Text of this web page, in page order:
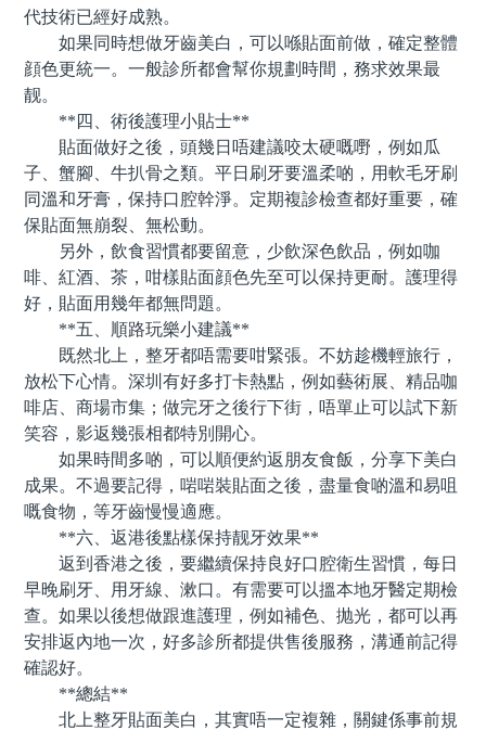
代技術已經好成熟。
如果同時想做牙齒美白，可以喺貼面前做，確定整體
顔色更統一。一般診所都會幫你規劃時間，務求效果最
靓。
**四、術後護理小貼士**
貼面做好之後，頭幾日唔建議咬太硬嘅嘢，例如瓜
子、蟹腳、牛扒骨之類。平日刷牙要溫柔啲，用軟毛牙刷
同溫和牙膏，保持口腔幹淨。定期複診檢查都好重要，確
保貼面無崩裂、無松動。
另外，飲食習慣都要留意，少飲深色飲品，例如咖
啡、紅酒、茶，咁樣貼面顔色先至可以保持更耐。護理得
好，貼面用幾年都無問題。
**五、順路玩樂小建議**
既然北上，整牙都唔需要咁緊張。不妨趁機輕旅行，
放松下心情。深圳有好多打卡熱點，例如藝術展、精品咖
啡店、商場市集；做完牙之後行下街，唔單止可以試下新
笑容，影返幾張相都特別開心。
如果時間多啲，可以順便約返朋友食飯，分享下美白
成果。不過要記得，啱啱裝貼面之後，盡量食啲溫和易咀
嘅食物，等牙齒慢慢適應。
**六、返港後點樣保持靓牙效果**
返到香港之後，要繼續保持良好口腔衛生習慣，每日
早晚刷牙、用牙線、漱口。有需要可以搵本地牙醫定期檢
查。如果以後想做跟進護理，例如補色、抛光，都可以再
安排返內地一次，好多診所都提供售後服務，溝通前記得
確認好。
**總結**
北上整牙貼面美白，其實唔一定複雜，關鍵係事前規